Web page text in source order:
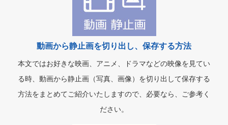
動画から静止画を切り出し、保存する方法
本文ではお好きな映画、アニメ、ドラマなどの映像を見てい
る時、動画から静止画（写真、画像）を切り出して保存する
方法をまとめてご紹介いたしますので、必要なら、ご参考く
ださい。